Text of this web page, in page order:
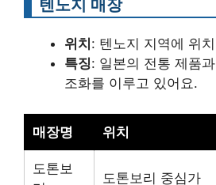
텐노지 매장
위치 : 텐노지 지역에 위
특징: 일본의 전통 제품
조화를 이루고 있어요.
매장명 위치
도톤보
도톤보리 중심가